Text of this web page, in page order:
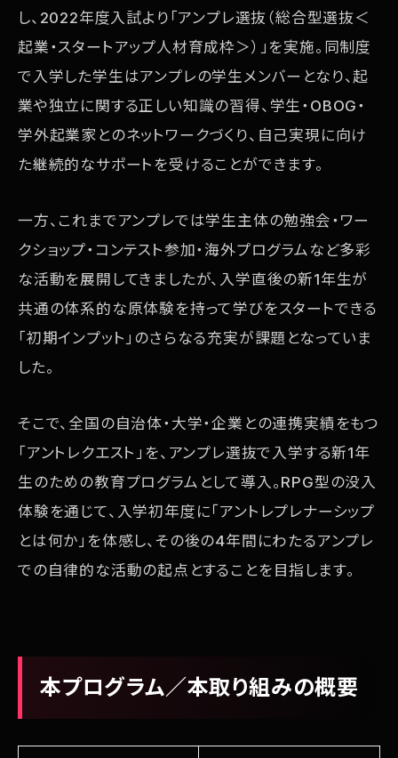
し、2022年度入試より「アンプレ選抜（総合型選抜＜
起業・スタートアップ人材育成枠＞）」を実施。同制度
で入学した学生はアンプレの学生メンバーとなり、起
業や独立に関する正しい知識の習得、学生・OBOG・
学外起業家とのネットワークづくり、自己実現に向け
た継続的なサポートを受けることができます。
一方、これまでアンプレでは学生主体の勉強会・ワー
クショップ・コンテスト参加・海外プログラムなど多彩
な活動を展開してきましたが、入学直後の新1年生が
共通の体系的な原体験を持って学びをスタートできる
「初期インプット」のさらなる充実が課題となっていま
した。
そこで、全国の自治体・大学・企業との連携実績をもつ
「アントレクエスト」を、アンプレ選抜で入学する新1年
生のための教育プログラムとして導入。RPG型の没入
体験を通じて、入学初年度に「アントレプレナーシップ
とは何か」を体感し、その後の4年間にわたるアンプレ
での自律的な活動の起点とすることを目指します。
本プログラム／本取り組みの概要